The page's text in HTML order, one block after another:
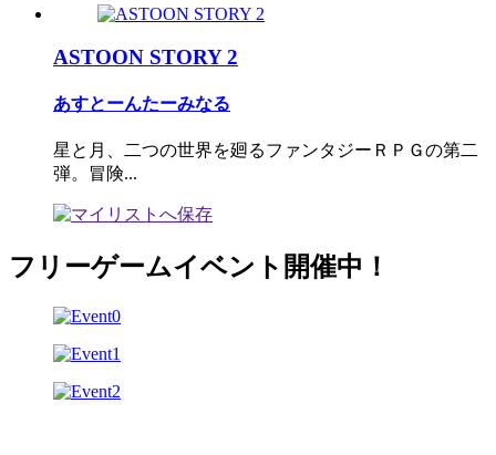
ASTOON STORY 2
あすとーんたーみなる
星と月、二つの世界を廻るファンタジーＲＰＧの第二
弾。冒険...
フリーゲームイベント開催中！